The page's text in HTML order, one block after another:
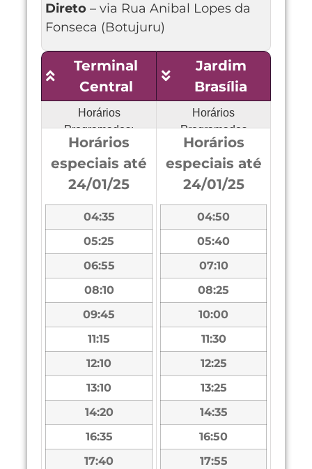
Direto – via Rua Anibal Lopes da
Fonseca (Botujuru)
Terminal
Central
Jardim
Brasília
Horários
Programados:
Horários
Programados
Horários
especiais até
24/01/25
04:35
05:25
06:55
08:10
09:45
11:15
12:10
13:10
14:20
16:35
17:40
Horários
especiais até
24/01/25
04:50
05:40
07:10
08:25
10:00
11:30
12:25
13:25
14:35
16:50
17:55